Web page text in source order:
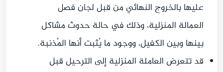
عليها بالخروج النهائي من قبل لجان فصل
العمالة المنزلية، وذلك في حالة حدوث مشاكل
بينها وبين الكفيل، ووجود ما يُثبت أنها المُذنبة.
قد تتعرض العاملة المنزلية إلى الترحيل قبل